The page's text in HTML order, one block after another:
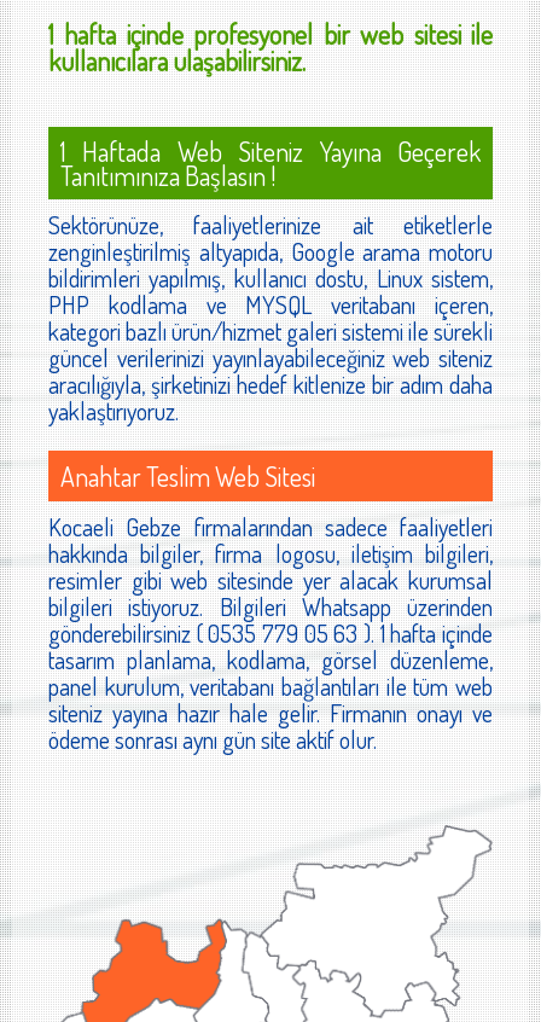
1 hafta içinde profesyonel bir web sitesi ile
kullanıcılara ulaşabilirsiniz.
1 Haftada Web Siteniz Yayına Geçerek
Tanıtımınıza Başlasın !
Sektörünüze, faaliyetlerinize ait etiketlerle
zenginleştirilmiş altyapıda, Google arama motoru
bildirimleri yapılmış, kullanıcı dostu, Linux sistem,
PHP kodlama ve MYSQL veritabanı içeren,
kategori bazlı ürün/hizmet galeri sistemi ile sürekli
güncel verilerinizi yayınlayabileceğiniz web siteniz
aracılığıyla, şirketinizi hedef kitlenize bir adım daha
yaklaştırıyoruz.
Anahtar Teslim Web Sitesi
Kocaeli Gebze firmalarından sadece faaliyetleri
hakkında bilgiler, firma logosu, iletişim bilgileri,
resimler gibi web sitesinde yer alacak kurumsal
bilgileri istiyoruz. Bilgileri Whatsapp üzerinden
gönderebilirsiniz ( 0535 779 05 63 ). 1 hafta içinde
tasarım planlama, kodlama, görsel düzenleme,
panel kurulum, veritabanı bağlantıları ile tüm web
siteniz yayına hazır hale gelir. Firmanın onayı ve
ödeme sonrası aynı gün site aktif olur.